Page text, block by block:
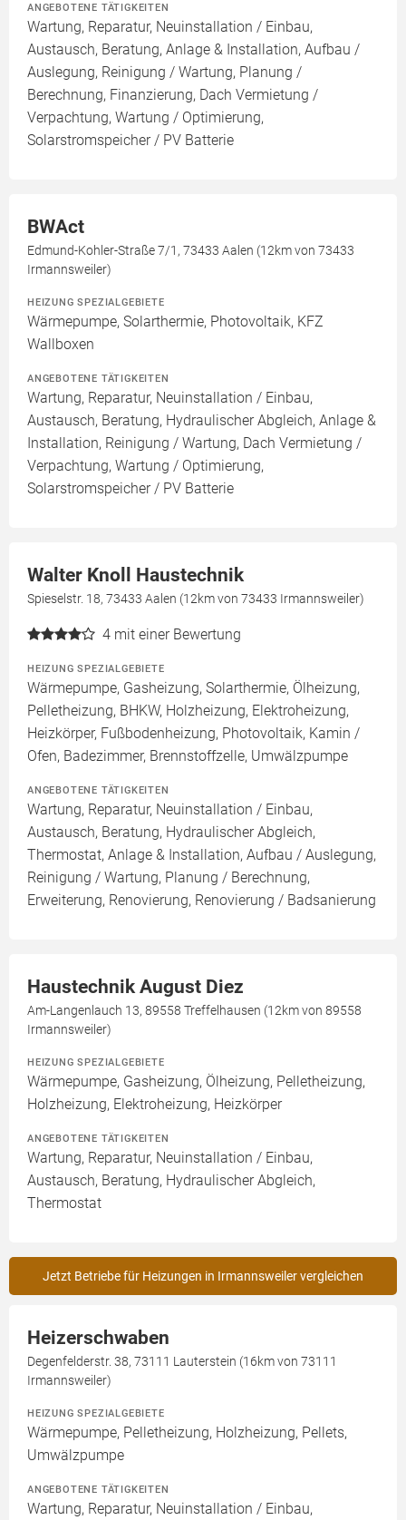
ANGEBOTENE TÄTIGKEITEN
Wartung, Reparatur, Neuinstallation / Einbau,
Austausch, Beratung, Anlage & Installation, Aufbau /
Auslegung, Reinigung / Wartung, Planung /
Berechnung, Finanzierung, Dach Vermietung /
Verpachtung, Wartung / Optimierung,
Solarstromspeicher / PV Batterie
BWAct
Edmund-Kohler-Straße 7/1, 73433 Aalen (12km von 73433
Irmannsweiler)
HEIZUNG SPEZIALGEBIETE
Wärmepumpe, Solarthermie, Photovoltaik, KFZ
Wallboxen
ANGEBOTENE TÄTIGKEITEN
Wartung, Reparatur, Neuinstallation / Einbau,
Austausch, Beratung, Hydraulischer Abgleich, Anlage &
Installation, Reinigung / Wartung, Dach Vermietung /
Verpachtung, Wartung / Optimierung,
Solarstromspeicher / PV Batterie
Walter Knoll Haustechnik
Spieselstr. 18, 73433 Aalen (12km von 73433 Irmannsweiler)
4 mit einer Bewertung
HEIZUNG SPEZIALGEBIETE
Wärmepumpe, Gasheizung, Solarthermie, Ölheizung,
Pelletheizung, BHKW, Holzheizung, Elektroheizung,
Heizkörper, Fußbodenheizung, Photovoltaik, Kamin /
Ofen, Badezimmer, Brennstoffzelle, Umwälzpumpe
ANGEBOTENE TÄTIGKEITEN
Wartung, Reparatur, Neuinstallation / Einbau,
Austausch, Beratung, Hydraulischer Abgleich,
Thermostat, Anlage & Installation, Aufbau / Auslegung,
Reinigung / Wartung, Planung / Berechnung,
Erweiterung, Renovierung, Renovierung / Badsanierung
Haustechnik August Diez
Am-Langenlauch 13, 89558 Treffelhausen (12km von 89558
Irmannsweiler)
HEIZUNG SPEZIALGEBIETE
Wärmepumpe, Gasheizung, Ölheizung, Pelletheizung,
Holzheizung, Elektroheizung, Heizkörper
ANGEBOTENE TÄTIGKEITEN
Wartung, Reparatur, Neuinstallation / Einbau,
Austausch, Beratung, Hydraulischer Abgleich,
Thermostat
Jetzt Betriebe für Heizungen in Irmannsweiler vergleichen
Heizerschwaben
Degenfelderstr. 38, 73111 Lauterstein (16km von 73111
Irmannsweiler)
HEIZUNG SPEZIALGEBIETE
Wärmepumpe, Pelletheizung, Holzheizung, Pellets,
Umwälzpumpe
ANGEBOTENE TÄTIGKEITEN
Wartung, Reparatur, Neuinstallation / Einbau,